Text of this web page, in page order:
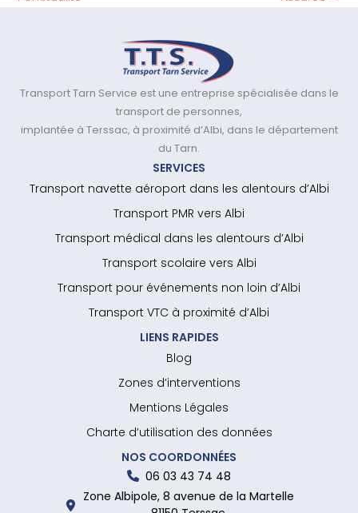
Transport Tarn Service est une entreprise spécialisée dans le
transport de personnes,
implantée à Terssac, à proximité d’Albi, dans le département
du Tarn.
SERVICES
Transport navette aéroport dans les alentours d’Albi
Transport PMR vers Albi
Transport médical dans les alentours d’Albi
Transport scolaire vers Albi
Transport pour événements non loin d’Albi
Transport VTC à proximité d’Albi
LIENS RAPIDES
Blog
Zones d’interventions
Mentions Légales
Charte d’utilisation des données
NOS COORDONNÉES
06 03 43 74 48
Zone Albipole, 8 avenue de la Martelle